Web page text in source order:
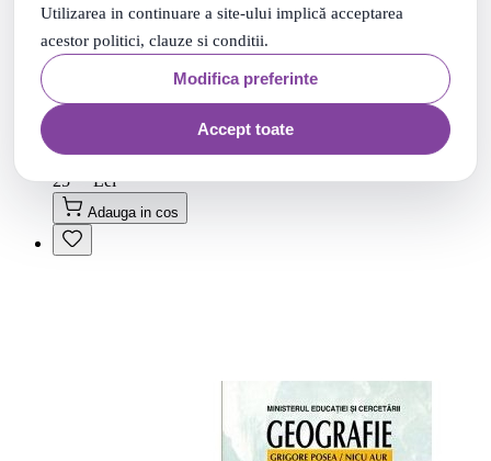
Utilizarea in continuare a site-ului implică acceptarea
acestor politici, clauze si conditii.
Modifica preferinte
Accept toate
Chimie clasa IX - Marius Andruh, Liana Avram, Daniela
PRP: 29 90Lei
25
Lei
Adauga in cos